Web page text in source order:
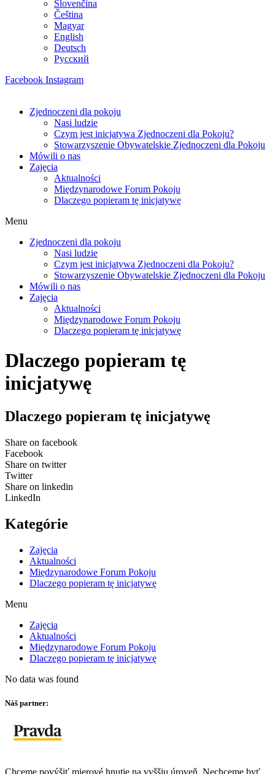
Slovenčina
Čeština
Magyar
English
Deutsch
Русский
Facebook Instagram
Zjednoczeni dla pokoju
Nasi ludzie
Czym jest inicjatywa Zjednoczeni dla Pokoju?
Stowarzyszenie Obywatelskie Zjednoczeni dla Pokoju
Mówili o nas
Zajęcia
Aktualności
Międzynarodowe Forum Pokoju
Dlaczego popieram tę inicjatywę
Menu
Zjednoczeni dla pokoju
Nasi ludzie
Czym jest inicjatywa Zjednoczeni dla Pokoju?
Stowarzyszenie Obywatelskie Zjednoczeni dla Pokoju
Mówili o nas
Zajęcia
Aktualności
Międzynarodowe Forum Pokoju
Dlaczego popieram tę inicjatywę
Dlaczego popieram tę
inicjatywę
Dlaczego popieram tę inicjatywę
Share on facebook
Facebook
Share on twitter
Twitter
Share on linkedin
LinkedIn
Kategórie
Zajęcia
Aktualności
Międzynarodowe Forum Pokoju
Dlaczego popieram tę inicjatywę
Menu
Zajęcia
Aktualności
Międzynarodowe Forum Pokoju
Dlaczego popieram tę inicjatywę
No data was found
Náš partner:
Chceme povýšiť mierové hnutie na vyššiu úroveň. Nechceme byť